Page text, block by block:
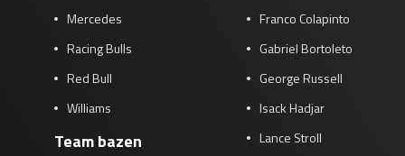
Mercedes
Racing Bulls
Red Bull
Williams
Team bazen
Franco Colapinto
Gabriel Bortoleto
George Russell
Isack Hadjar
Lance Stroll